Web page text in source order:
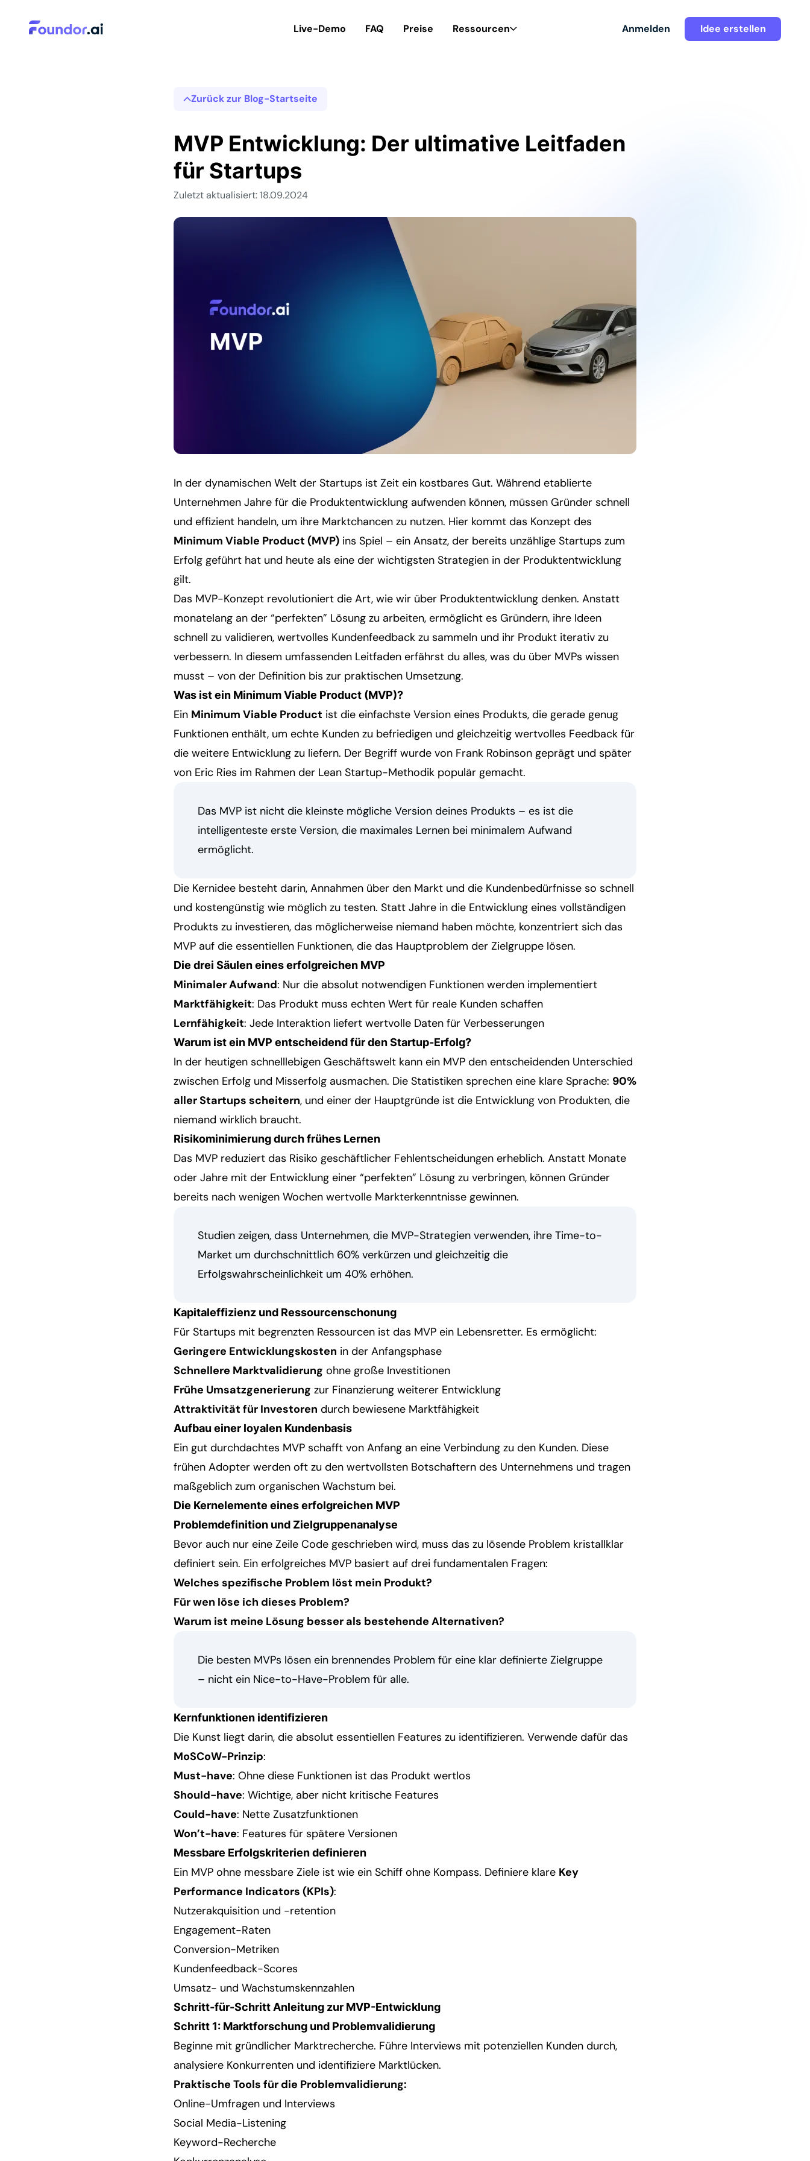
Live-Demo FAQ Preise Ressourcen Anmelden Idee erstellen
Zurück zur Blog-Startseite
MVP Entwicklung: Der ultimative Leitfaden
für Startups
Zuletzt aktualisiert: 18.09.2024
In der dynamischen Welt der Startups ist Zeit ein kostbares Gut. Während etablierte
Unternehmen Jahre für die Produktentwicklung aufwenden können, müssen Gründer schnell
und effizient handeln, um ihre Marktchancen zu nutzen. Hier kommt das Konzept des
Minimum Viable Product (MVP) ins Spiel – ein Ansatz, der bereits unzählige Startups zum
Erfolg geführt hat und heute als eine der wichtigsten Strategien in der Produktentwicklung
gilt.
Das MVP-Konzept revolutioniert die Art, wie wir über Produktentwicklung denken. Anstatt
monatelang an der “perfekten” Lösung zu arbeiten, ermöglicht es Gründern, ihre Ideen
schnell zu validieren, wertvolles Kundenfeedback zu sammeln und ihr Produkt iterativ zu
verbessern. In diesem umfassenden Leitfaden erfährst du alles, was du über MVPs wissen
musst – von der Definition bis zur praktischen Umsetzung.
Was ist ein Minimum Viable Product (MVP)?
Ein Minimum Viable Product ist die einfachste Version eines Produkts, die gerade genug
Funktionen enthält, um echte Kunden zu befriedigen und gleichzeitig wertvolles Feedback für
die weitere Entwicklung zu liefern. Der Begriff wurde von Frank Robinson geprägt und später
von Eric Ries im Rahmen der Lean Startup-Methodik populär gemacht.
Das MVP ist nicht die kleinste mögliche Version deines Produkts – es ist die
intelligenteste erste Version, die maximales Lernen bei minimalem Aufwand
ermöglicht.
Die Kernidee besteht darin, Annahmen über den Markt und die Kundenbedürfnisse so schnell
und kostengünstig wie möglich zu testen. Statt Jahre in die Entwicklung eines vollständigen
Produkts zu investieren, das möglicherweise niemand haben möchte, konzentriert sich das
MVP auf die essentiellen Funktionen, die das Hauptproblem der Zielgruppe lösen.
Die drei Säulen eines erfolgreichen MVP
Minimaler Aufwand: Nur die absolut notwendigen Funktionen werden implementiert
Marktfähigkeit: Das Produkt muss echten Wert für reale Kunden schaffen
Lernfähigkeit: Jede Interaktion liefert wertvolle Daten für Verbesserungen
Warum ist ein MVP entscheidend für den Startup-Erfolg?
In der heutigen schnelllebigen Geschäftswelt kann ein MVP den entscheidenden Unterschied
zwischen Erfolg und Misserfolg ausmachen. Die Statistiken sprechen eine klare Sprache: 90%
aller Startups scheitern, und einer der Hauptgründe ist die Entwicklung von Produkten, die
niemand wirklich braucht.
Risikominimierung durch frühes Lernen
Das MVP reduziert das Risiko geschäftlicher Fehlentscheidungen erheblich. Anstatt Monate
oder Jahre mit der Entwicklung einer “perfekten” Lösung zu verbringen, können Gründer
bereits nach wenigen Wochen wertvolle Markterkenntnisse gewinnen.
Studien zeigen, dass Unternehmen, die MVP-Strategien verwenden, ihre Time-to-
Market um durchschnittlich 60% verkürzen und gleichzeitig die
Erfolgswahrscheinlichkeit um 40% erhöhen.
Kapitaleffizienz und Ressourcenschonung
Für Startups mit begrenzten Ressourcen ist das MVP ein Lebensretter. Es ermöglicht:
Geringere Entwicklungskosten in der Anfangsphase
Schnellere Marktvalidierung ohne große Investitionen
Frühe Umsatzgenerierung zur Finanzierung weiterer Entwicklung
Attraktivität für Investoren durch bewiesene Marktfähigkeit
Aufbau einer loyalen Kundenbasis
Ein gut durchdachtes MVP schafft von Anfang an eine Verbindung zu den Kunden. Diese
frühen Adopter werden oft zu den wertvollsten Botschaftern des Unternehmens und tragen
maßgeblich zum organischen Wachstum bei.
Die Kernelemente eines erfolgreichen MVP
Problemdefinition und Zielgruppenanalyse
Bevor auch nur eine Zeile Code geschrieben wird, muss das zu lösende Problem kristallklar
definiert sein. Ein erfolgreiches MVP basiert auf drei fundamentalen Fragen:
Welches spezifische Problem löst mein Produkt?
Für wen löse ich dieses Problem?
Warum ist meine Lösung besser als bestehende Alternativen?
Die besten MVPs lösen ein brennendes Problem für eine klar definierte Zielgruppe
– nicht ein Nice-to-Have-Problem für alle.
Kernfunktionen identifizieren
Die Kunst liegt darin, die absolut essentiellen Features zu identifizieren. Verwende dafür das
MoSCoW-Prinzip:
Must-have: Ohne diese Funktionen ist das Produkt wertlos
Should-have: Wichtige, aber nicht kritische Features
Could-have: Nette Zusatzfunktionen
Won’t-have: Features für spätere Versionen
Messbare Erfolgskriterien definieren
Ein MVP ohne messbare Ziele ist wie ein Schiff ohne Kompass. Definiere klare Key
Performance Indicators (KPIs):
Nutzerakquisition und -retention
Engagement-Raten
Conversion-Metriken
Kundenfeedback-Scores
Umsatz- und Wachstumskennzahlen
Schritt-für-Schritt Anleitung zur MVP-Entwicklung
Schritt 1: Marktforschung und Problemvalidierung
Beginne mit gründlicher Marktrecherche. Führe Interviews mit potenziellen Kunden durch,
analysiere Konkurrenten und identifiziere Marktlücken.
Praktische Tools für die Problemvalidierung:
Online-Umfragen und Interviews
Social Media-Listening
Keyword-Recherche